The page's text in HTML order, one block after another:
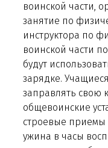
воинской части,
занятие по
инструктора по
воинской части
будут
зарядке.
заправлять свою
общевоинские
строевые приемы
ужина в часы